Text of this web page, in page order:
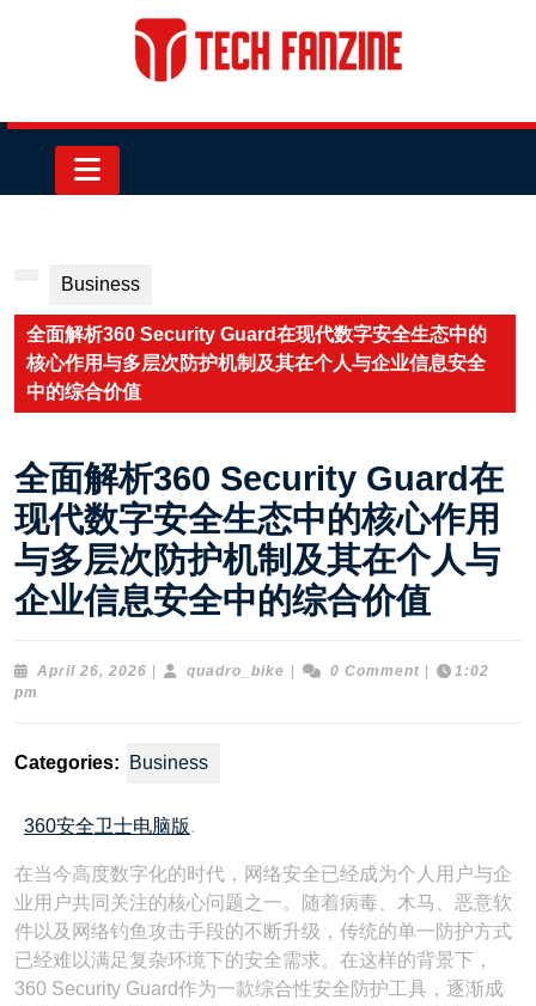
Business
全面解析360 Security Guard在现代数字安全生态中的
核心作用与多层次防护机制及其在个人与企业信息安全
中的综合价值
全面解析360 Security Guard在
现代数字安全生态中的核心作用
与多层次防护机制及其在个人与
企业信息安全中的综合价值
April 26, 2026 April
quadro_bike quadro_bike
0 Comment
1:02
pm
Categories: Business
360安全卫士电脑版.
在当今高度数字化的时代，网络安全已经成为个人用户与企
业用户共同关注的核心问题之一。随着病毒、木马、恶意软
件以及网络钓鱼攻击手段的不断升级，传统的单一防护方式
已经难以满足复杂环境下的安全需求。在这样的背景下，
360 Security Guard作为一款综合性安全防护工具，逐渐成